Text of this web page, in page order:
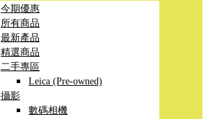
今期優惠
所有商品
最新產品
精選商品
二手專區
Leica (Pre-owned)
攝影
數碼相機